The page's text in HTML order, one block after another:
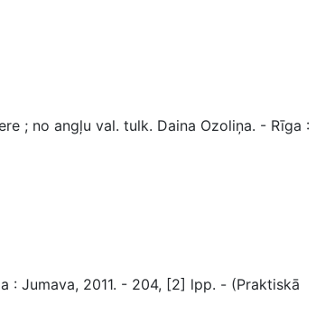
; no angļu val. tulk. Daina Ozoliņa. - Rīga :
Jumava, 2011. - 204, [2] lpp. - (Praktiskā